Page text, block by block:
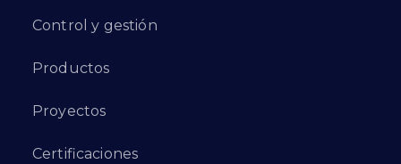
Control y gestión
Productos
Proyectos
Certificaciones